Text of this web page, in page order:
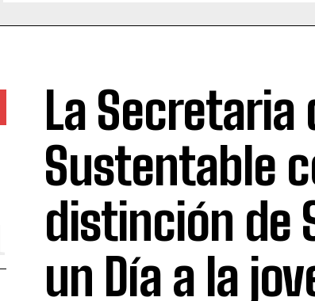
La Secretaria
Sustentable
distinción de
un Día a la